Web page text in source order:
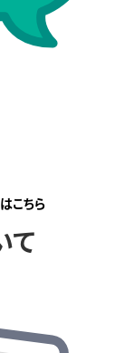
こちら
て